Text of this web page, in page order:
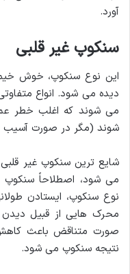
آورد.
سنکوپ غیر قلبی
این نوع سنکوپ، خوش خیم
دیده می شود. انواع
می شوند که اغلب خطر
شوند (مگر در صورت آسیب
شایع ترین سنکوپ غیر
می شود، اصطلاحاً سنکوپ
نوع سنکوپ، ایستادن
محرک هایی از قبیل دیدن
صورت متناقض باعث
نتیجه سنکوپ می شود.